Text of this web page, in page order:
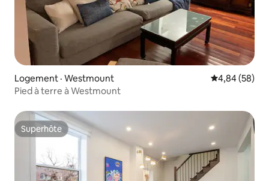
Logement · Westmount Note
4,84 (58)
Pied à terre à Westmount
Superhôte
Superhôte